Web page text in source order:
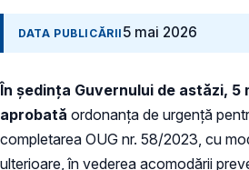
DATA PUBLICĂRII 5 mai 2026
În ședința Guvernului de astăzi, 5
aprobată ordonanța de urgență
completarea OUG nr. 58/2023, cu
ulterioare, în vederea acomodării